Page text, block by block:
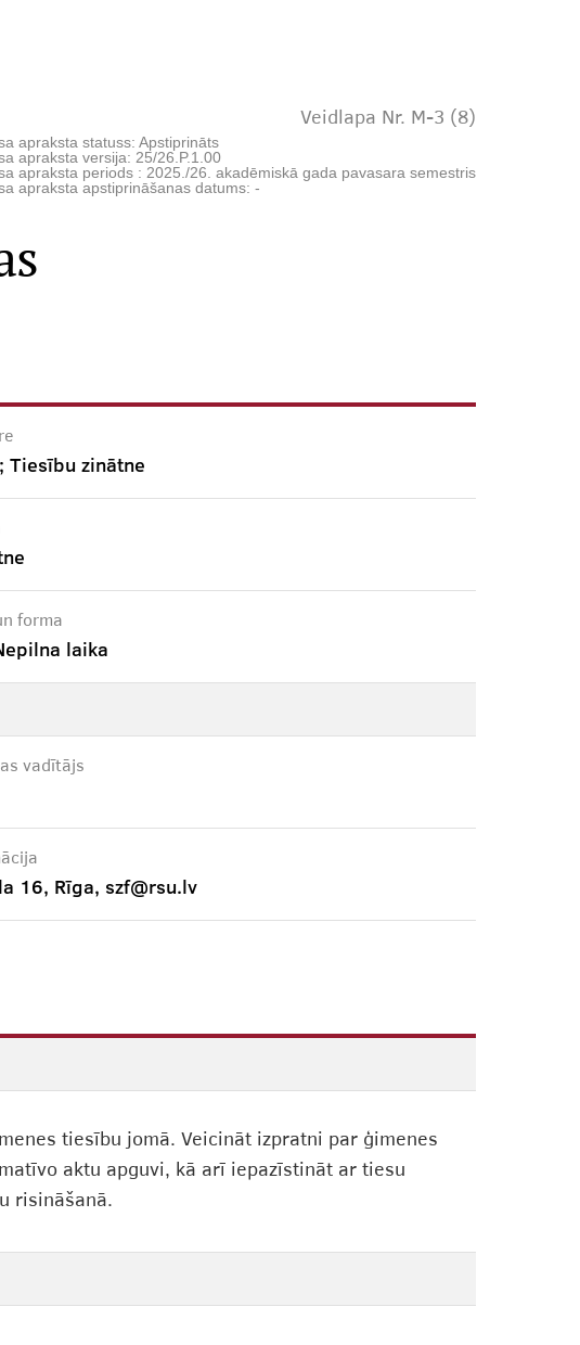
Veidlapa Nr. M-3 (8)
apraksta statuss: Apstiprināts
apraksta versija: 25/26.P.1.00
apraksta periods : 2025./26. akadēmiskā gada pavasara semestris
apraksta apstiprināšanas datums: -
Tiesību zinātne
forma
laika
vadītājs
16, Rīga, szf@rsu.lv
tiesību jomā. Veicināt izpratni par ģimenes
aktu apguvi, kā arī iepazīstināt ar tiesu
risināšanā.